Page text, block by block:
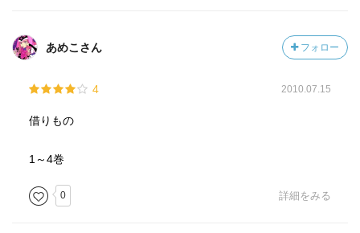
あめこさん フォロー
4 2010.07.15
借りもの
1～4巻
0 詳細をみる